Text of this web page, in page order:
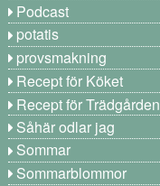
Podcast
potatis
provsmakning
Recept för Köket
Recept för Trädgården
Såhär odlar jag
Sommar
Sommarblommor